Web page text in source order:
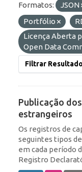
Formatos: JSON
Portfólio
Licença Aberta
Open Data
Filtrar
Publicação
estrangeiros
Os registros de
seguintes tipos
em cada período
Registro